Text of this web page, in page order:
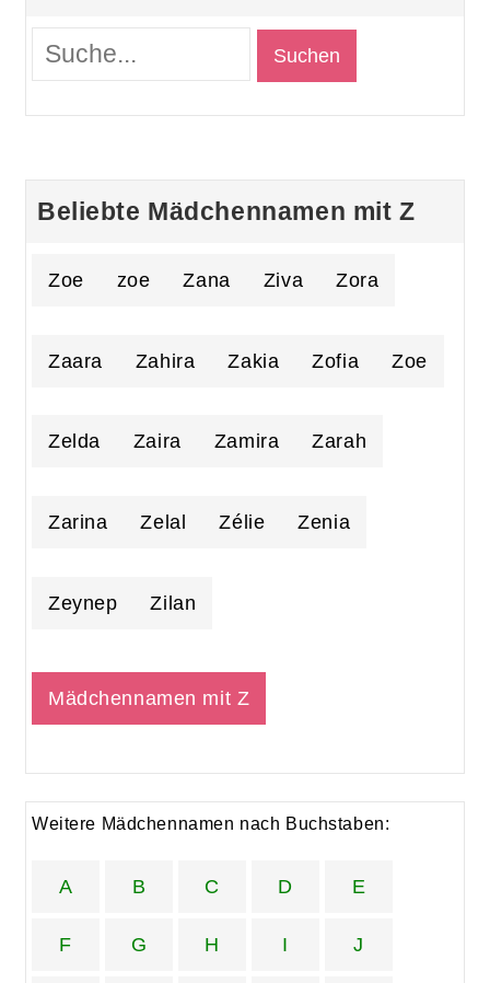
Beliebte Mädchennamen mit Z
Zoe zoe Zana Ziva Zora
Zaara Zahira Zakia Zofia Zoe
Zelda Zaira Zamira Zarah
Zarina Zelal Zélie Zenia
Zeynep Zilan
Mädchennamen mit Z
Weitere Mädchennamen nach Buchstaben:
A B C D E
F G H I J